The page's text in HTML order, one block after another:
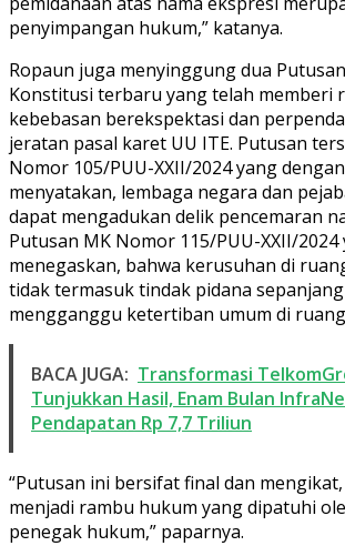
penyimpangan hukum,” katanya.
Ropaun juga menyinggung dua
Konstitusi terbaru yang telah memberi
kebebasan berekspektasi dan
jeratan pasal karet UU ITE. Putusan
Nomor 105/PUU-XXII/2024 yang
menyatakan, lembaga negara dan
dapat mengadukan delik pencemaran
Putusan MK Nomor 115/PUU-XXII/2024
menegaskan, bahwa kerusuhan di
tidak termasuk tindak pidana
mengganggu ketertiban umum di
BACA JUGA: Transformasi
Tunjukkan Hasil, Enam Bulan
Pendapatan Rp 7,7 Triliun
“Putusan ini bersifat final dan
menjadi rambu hukum yang dipatuhi
penegak hukum,” paparnya.